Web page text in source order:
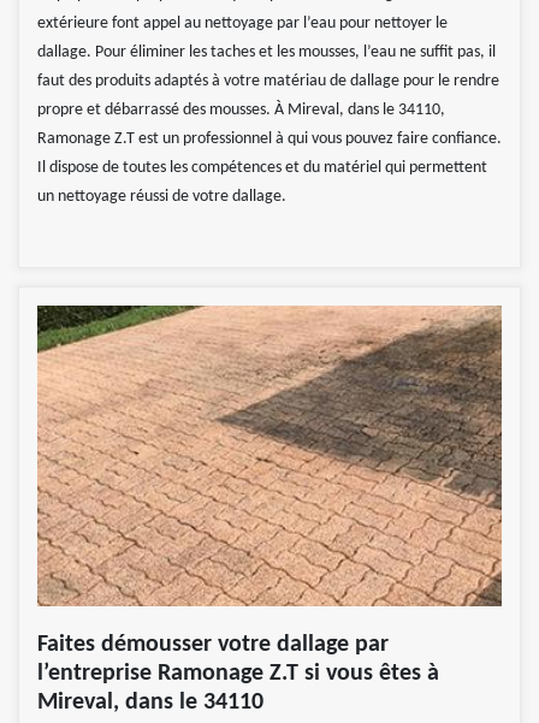
extérieure font appel au nettoyage par l’eau pour nettoyer le
dallage. Pour éliminer les taches et les mousses, l’eau ne suffit pas, il
faut des produits adaptés à votre matériau de dallage pour le rendre
propre et débarrassé des mousses. À Mireval, dans le 34110,
Ramonage Z.T est un professionnel à qui vous pouvez faire confiance.
Il dispose de toutes les compétences et du matériel qui permettent
un nettoyage réussi de votre dallage.
Faites démousser votre dallage par
l’entreprise Ramonage Z.T si vous êtes à
Mireval, dans le 34110